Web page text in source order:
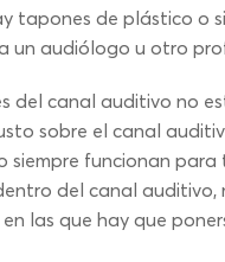
tapones de plástico o
un audiólogo u otro
del canal auditivo no
sobre el canal
siempre funcionan
del canal auditivo,
las que hay que